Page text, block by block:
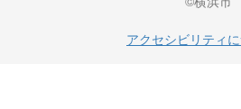
アクセシビリティ